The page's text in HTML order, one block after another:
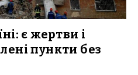
є жертви і
пункти без